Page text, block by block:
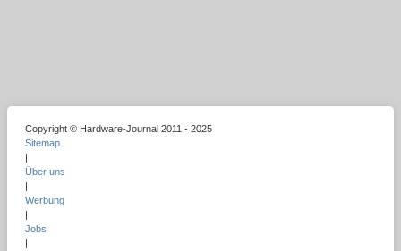
Copyright © Hardware-Journal 2011 - 2025
Sitemap
|
Über uns
|
Werbung
|
Jobs
|